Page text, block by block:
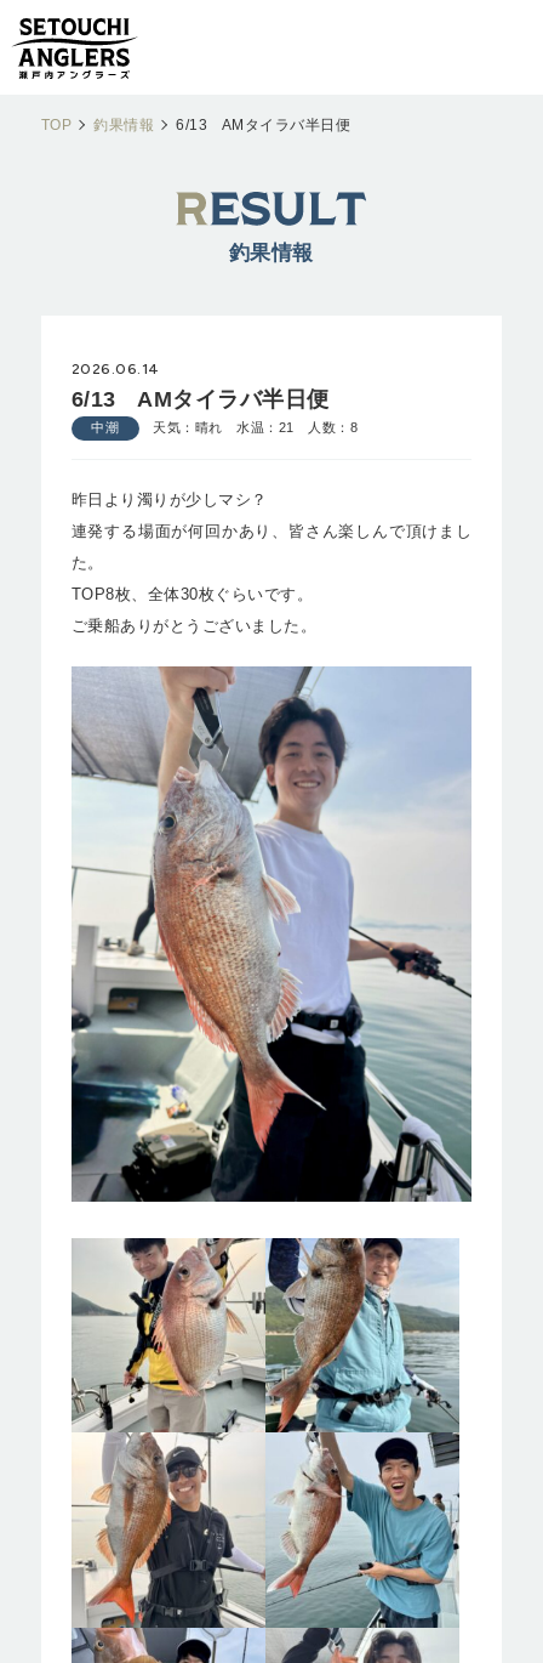
TOP 釣果情報 6/13 AMタイラバ半日便
釣果情報
2026.06.14
6/13 AMタイラバ半日便
中潮 天気：晴れ 水温：21 人数：8
昨日より濁りが少しマシ？
連発する場面が何回かあり、皆さん楽しんで頂けまし
た。
TOP8枚、全体30枚ぐらいです。
ご乗船ありがとうございました。